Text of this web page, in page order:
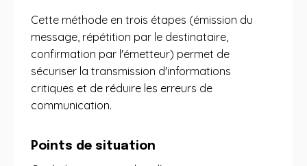
Cette méthode en trois étapes (émission du
message, répétition par le destinataire,
confirmation par l'émetteur) permet de
sécuriser la transmission d'informations
critiques et de réduire les erreurs de
communication.
Points de situation